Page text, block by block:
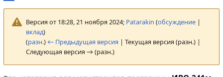
Версия от 18:28, 21 ноября 2024; Patarakin (обсуждение|
вклад)
(разн.) ← Предыдущая версия | Текущая версия (разн.) |
Следующая версия → (разн.)